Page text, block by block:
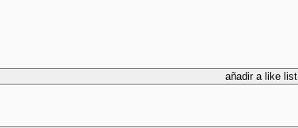
añadir a like list